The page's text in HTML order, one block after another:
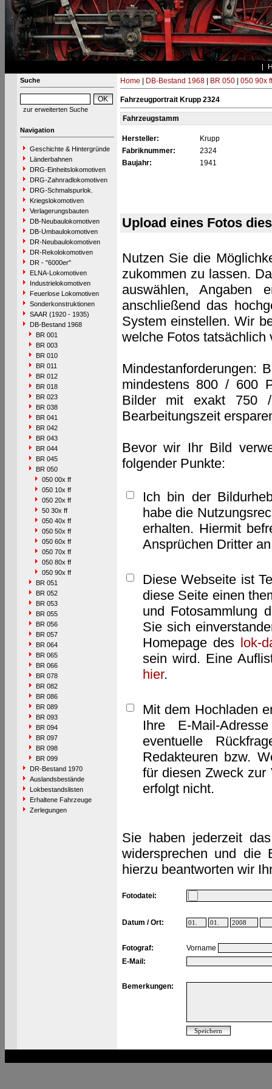
Suche
zur erweiterten Suche
Navigation
Geschichte & Hintergründe
Länderbahnen
DRG-Einheitslokomotiven
DRG-Zahnradlokomotiven
DRG-Schmalspurlok.
Kriegslokomotiven
Verlagerungsbauten
DB-Neubaulokomotiven
DB-Umbaulokomotiven
DR-Neubaulokomotiven
DR-Rekolokomotiven
DR - "6000er"
ELNA-Lokomotiven
Industrielokomotiven
Feuerlose Lokomotiven
Sonderkonstruktionen
SAAR (1920 - 1935)
DB-Bestand 1968
BR 001
BR 003
BR 010
BR 011
BR 012
BR 018
BR 023
BR 038
BR 041
BR 042
BR 043
BR 044
BR 045
BR 050
050 00x ff
050 10x ff
050 20x ff
50 30x ff
050 40x ff
050 50x ff
050 60x ff
050 70x ff
050 80x ff
050 90x ff
BR 051
BR 052
BR 053
BR 055
BR 056
BR 057
BR 064
BR 065
BR 066
BR 078
BR 082
BR 086
BR 089
BR 093
BR 094
BR 097
BR 098
BR 099
DR-Bestand 1970
Auslandsbestände
Lokbestandslisten
Erhaltene Fahrzeuge
Zerlegungen
Home DB-Bestand 1968| BR 050| 050 90x ff
Fahrzeugportrait Krupp 2324
Fahrzeugstamm
Hersteller:
Krupp
Fabriknummer:
2324
Baujahr:
1941
Upload eines Fotos
Nutzen Sie die
zukommen zu lassen.
auswählen, Angaben
anschließend das
System einstellen. Wir
welche Fotos tatsächlich
Mindestanforderungen:
mindestens 800 / 600
Bilder mit exakt 750
Bearbeitungszeit
Bevor wir Ihr Bild
folgender Punkte:
Ich bin der
habe die
erhalten. Hiermit
Ansprüchen Dritter
Diese Webseite ist
diese Seite einen
und Fotosammlung
Sie sich
Homepage des lok-
sein wird. Eine
hier.
Mit dem Hochladen
Ihre E-Mail-
eventuelle
Redakteuren bzw.
für diesen Zweck zur
erfolgt nicht.
Sie haben jederzeit
widersprechen und die
hierzu beantworten wir
Fotodatei:
Datum / Ort:
Fotograf:
Vorname
E-Mail:
Bemerkungen: